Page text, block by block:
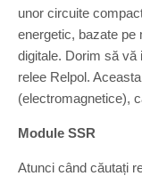
unor circuite
energetic, bazate pe
digitale. Dorim să vă
relee Relpol.
(electromagnetice),
Module SSR
Atunci când căutați